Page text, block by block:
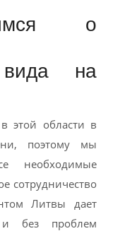
о
вида на
этой области в
поэтому мы
необходимые
сотрудничество
Литвы дает
без проблем